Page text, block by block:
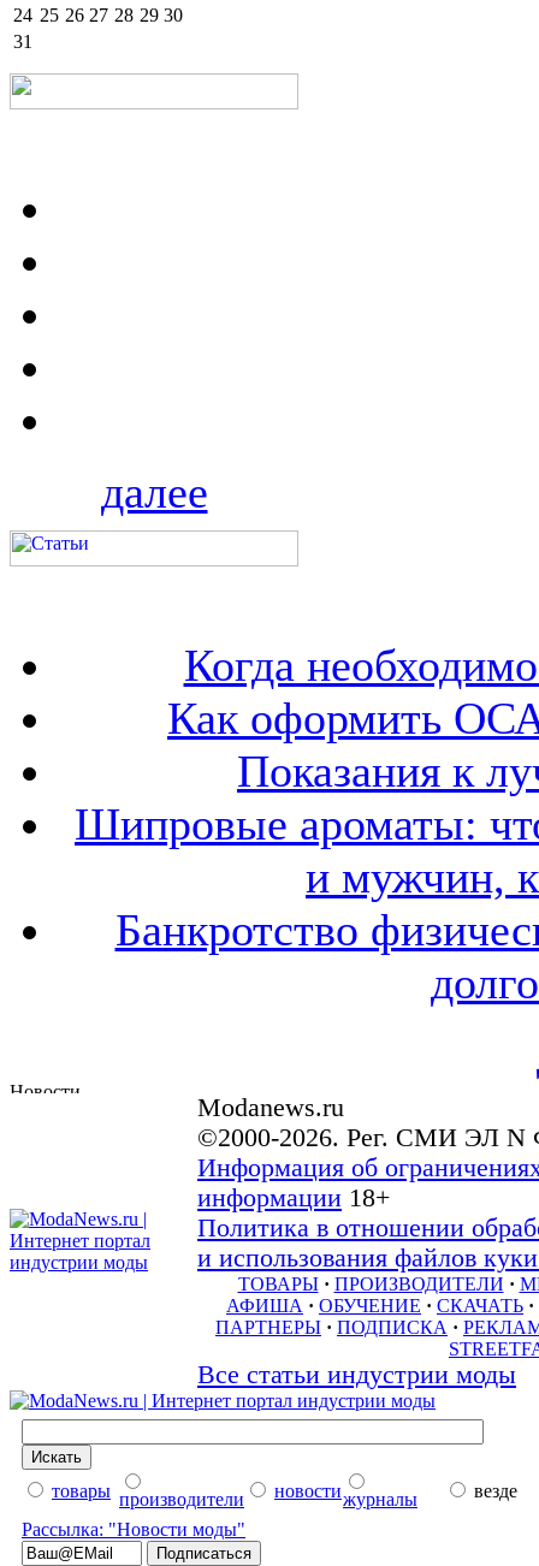
24 25 26 27 28 29 30
31
далее
Когда
Как оформить
Показания к
Шипровые ароматы:
и мужчин,
Банкротство
Modanews.ru
©2000-2026. Рег. СМИ ЭЛ N
Информация об
информации 18+
Политика в отношении
и использования файлов
ТОВАРЫ · ПРОИЗВОДИТЕЛИ ·
АФИША · ОБУЧЕНИЕ · СКАЧАТЬ ·
ПАРТНЕРЫ · ПОДПИСКА ·
Все статьи индустрии моды
товары производители новостижурналы
везде
Рассылка: "Новости моды"